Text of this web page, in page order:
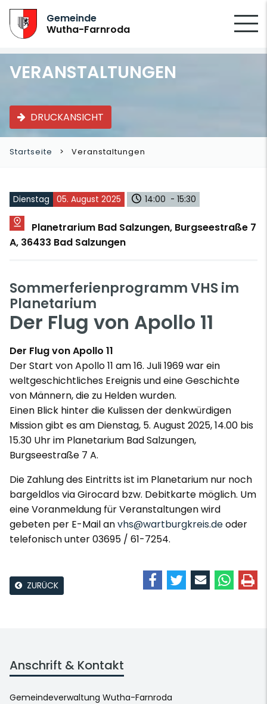
Gemeinde
Wutha-Farnroda
VERANSTALTUNGEN
DRUCKANSICHT
Startseite Veranstaltungen
Dienstag 05. August 2025 14:00 - 15:30
Planetrarium Bad Salzungen, Burgseestraße 7
A, 36433 Bad Salzungen
Sommerferienprogramm VHS im
Planetarium
Der Flug von Apollo 11
Der Flug von Apollo 11
Der Start von Apollo 11 am 16. Juli 1969 war ein
weltgeschichtliches Ereignis und eine Geschichte
von Männern, die zu Helden wurden.
Einen Blick hinter die Kulissen der denkwürdigen
Mission gibt es am Dienstag, 5. August 2025, 14.00 bis
15.30 Uhr im Planetarium Bad Salzungen,
Burgseestraße 7 A.
Die Zahlung des Eintritts ist im Planetarium nur noch
bargeldlos via Girocard bzw. Debitkarte möglich. Um
eine Voranmeldung für Veranstaltungen wird
gebeten per E-Mail anvhs@wartburgkreis.deoder
telefonisch unter 03695 / 61-7254.
ZURÜCK
Anschrift & Kontakt
Gemeindeverwaltung Wutha-Farnroda